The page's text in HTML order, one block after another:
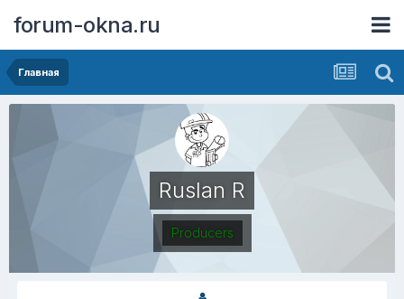
forum-okna.ru
Главная
Ruslan R
Producers